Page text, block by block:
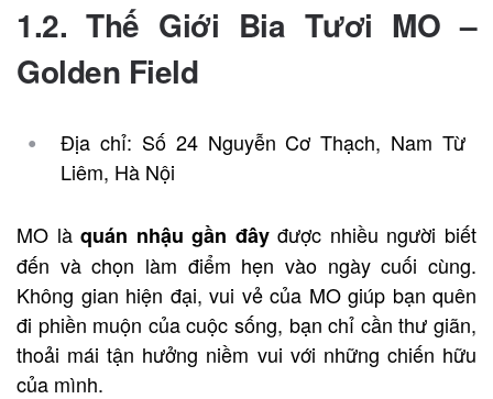
1.2. Thế Giới Bia Tươi MO –
Golden Field
Địa chỉ: Số 24 Nguyễn Cơ Thạch, Nam Từ
Liêm, Hà Nội
MO làquán nhậu gần đâyđược nhiều người biết
đến và chọn làm điểm hẹn vào ngày cuối cùng.
Không gian hiện đại, vui vẻ của MO giúp bạn quên
đi phiền muộn của cuộc sống, bạn chỉ cần thư giãn,
thoải mái tận hưởng niềm vui với những chiến hữu
của mình.